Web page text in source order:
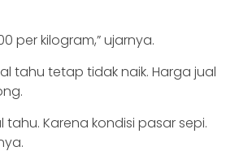
per kilogram,” ujarnya.
tahu tetap tidak naik. Harga jual
Karena kondisi pasar sepi.